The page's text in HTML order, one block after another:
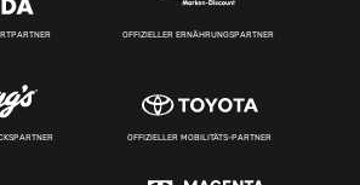
OFFIZIELLER ERNÄHRUNGSPARTNER
OFFIZIELLER MOBILITÄTS-PARTNER